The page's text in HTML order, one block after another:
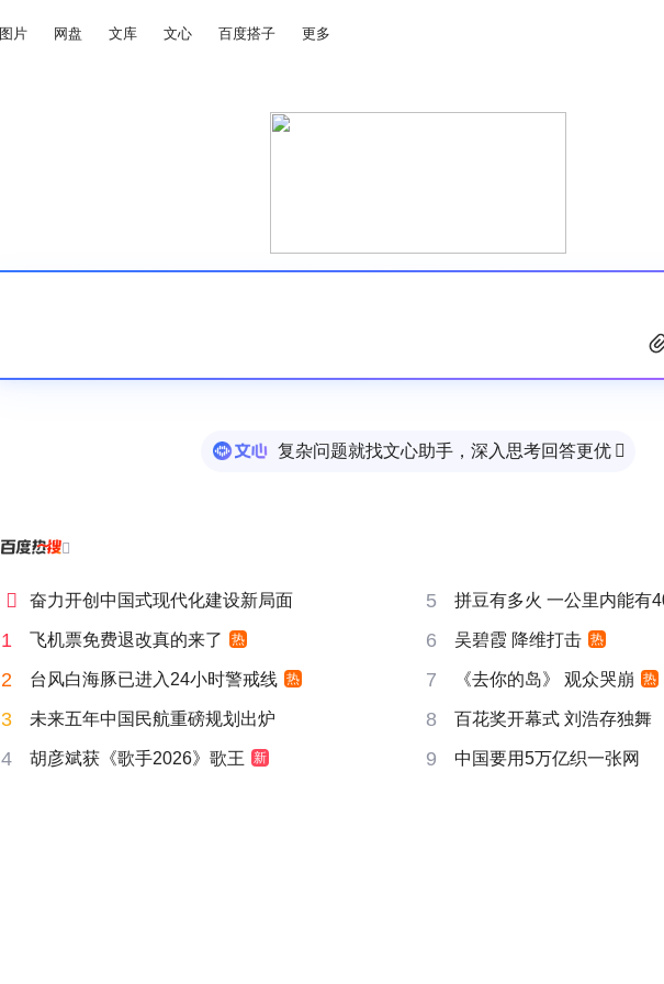
图片 网盘 文库 文心 百度搭子 更多
复杂问题就找文心助手，深入思考回答更优 

 奋力开创中国式现代化建设新局面 5 拼豆有多火 一公里内能有
1 飞机票免费退改真的来了 热 6 吴碧霞 降维打击 热
2 台风白海豚已进入24小时警戒线 热 7 《去你的岛》 观众哭崩 热
3 未来五年中国民航重磅规划出炉 8 百花奖开幕式 刘浩存独舞
4 胡彦斌获《歌手2026》歌王 新 9 中国要用5万亿织一张网